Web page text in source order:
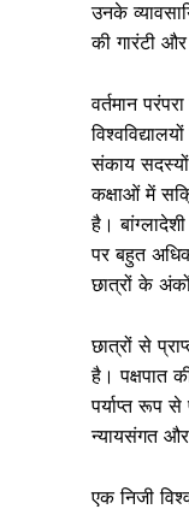
उनके
की गारंटी
वर्तमान
संकाय
कक्षाओं में
है।
पर बहुत अधिक
छात्रों के
छात्रों से
है। पक्षपात
पर्याप्त रूप
न्यायसंगत
एक निजी